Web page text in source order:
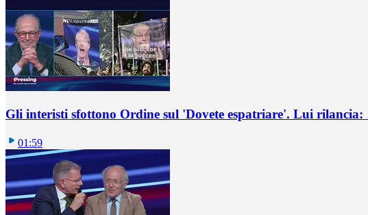
Gli interisti sfottono Ordine sul 'Dovete espatriare'. Lui
01:59